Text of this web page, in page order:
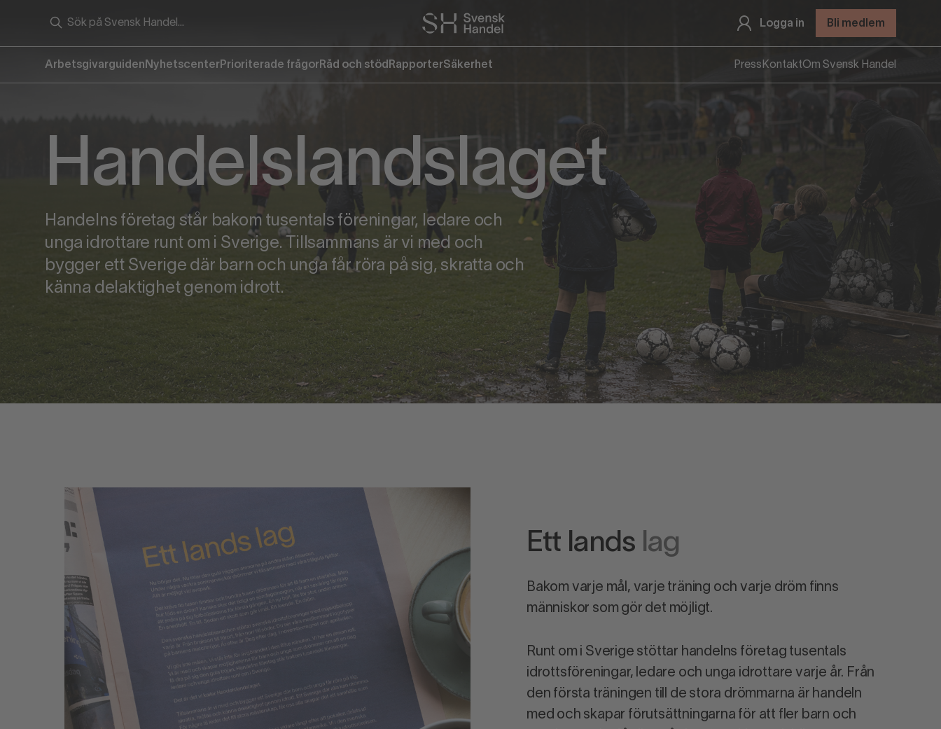
Logga in Bli medlem
Arbetsgivarguiden Nyhetscenter Prioriterade frågor Råd och stöd RapporterSäkerhet Press KontaktOm Svensk Handel
Handelslandslaget
Handelns företag står bakom tusentals föreningar, ledare och
unga idrottare runt om i Sverige. Tillsammans är vi med och
bygger ett Sverige där barn och unga får röra på sig, skratta och
känna delaktighet genom idrott.
Ett lands lag
Bakom varje mål, varje träning och varje dröm finns
människor som gör det möjligt.
Runt om i Sverige stöttar handelns företag tusentals
idrottsföreningar, ledare och unga idrottare varje år. Från
den första träningen till de stora drömmarna är handeln
med och skapar förutsättningarna för att fler barn och